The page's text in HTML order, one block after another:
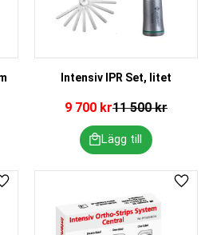
Intensiv IPR Set, litet
9 700 kr11 500kr
Lägg till i favoriter